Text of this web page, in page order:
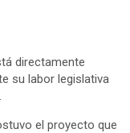
directamente
su labor legislativa
el proyecto que